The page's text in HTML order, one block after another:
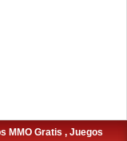
MMO Gratis , Juegos